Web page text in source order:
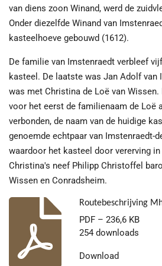
van diens zoon Winand, werd de
Onder diezelfde Winand van
kasteelhoeve gebouwd (1612).
De familie van Imstenraedt verbleef
kasteel. De laatste was Jan Adolf van
was met Christina de Loë van
voor het eerst de familienaam de Loë
verbonden, de naam van de huidige
genoemde echtpaar van Imstenraedt-
waardoor het kasteel door vererving
Christina's neef Philipp Christoffel
Wissen en Conradsheim.
Routebeschrijving
PDF – 236,6 KB
254 downloads
Download